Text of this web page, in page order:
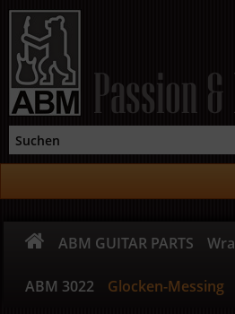
Passion
ABM GUITAR PARTS
ABM 3022 Glocken-Messing